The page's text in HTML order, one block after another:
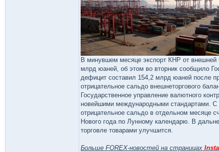
В минувшем месяце экспорт КНР от внешней
млрд юаней, об этом во вторник сообщило
дефицит составил 154,2 млрд юаней после
отрицательное сальдо внешнеторгового
Государственное управление валютного
новейшими международными стандартами.
отрицательное сальдо в отдельном месяце
Нового года по Лунному календарю. В
торговле товарами улучшится.
Больше FOREX-новостей на страницах Insta